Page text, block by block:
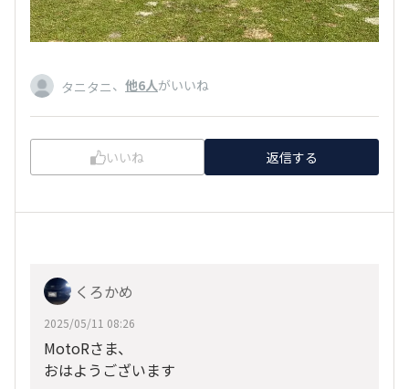
タニタニ、 他6人がいいね
いいね 返信する
くろかめ
2025/05/11 08:26
MotoRさま、
おはようございます